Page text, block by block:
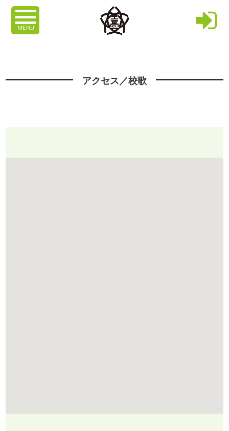
MENU
アクセス／校歌